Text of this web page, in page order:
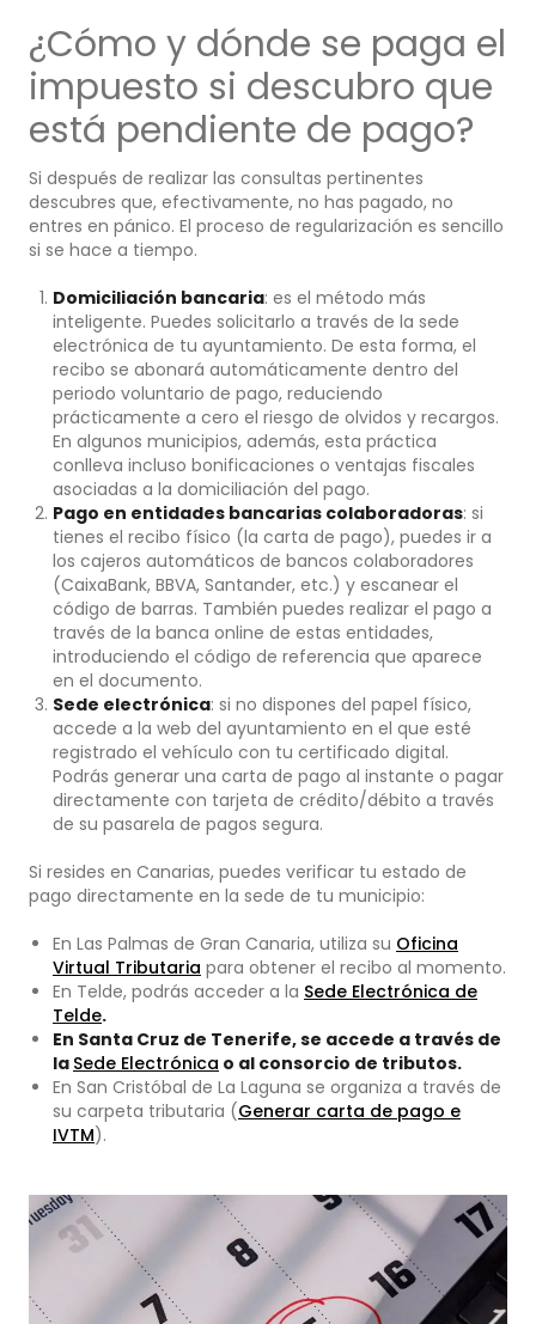
¿Cómo y dónde se paga el
impuesto si descubro que
está pendiente de pago?
Si después de realizar las consultas pertinentes
descubres que, efectivamente, no has pagado, no
entres en pánico. El proceso de regularización es sencillo
si se hace a tiempo.
Domiciliación bancaria: es el método más
inteligente. Puedes solicitarlo a través de la sede
electrónica de tu ayuntamiento. De esta forma, el
recibo se abonará automáticamente dentro del
periodo voluntario de pago, reduciendo
prácticamente a cero el riesgo de olvidos y recargos.
En algunos municipios, además, esta práctica
conlleva incluso bonificaciones o ventajas fiscales
asociadas a la domiciliación del pago.
Pago en entidades bancarias colaboradoras: si
tienes el recibo físico (la carta de pago), puedes ir a
los cajeros automáticos de bancos colaboradores
(CaixaBank, BBVA, Santander, etc.) y escanear el
código de barras. También puedes realizar el pago a
través de la banca online de estas entidades,
introduciendo el código de referencia que aparece
en el documento.
Sede electrónica: si no dispones del papel físico,
accede a la web del ayuntamiento en el que esté
registrado el vehículo con tu certificado digital.
Podrás generar una carta de pago al instante o pagar
directamente con tarjeta de crédito/débito a través
de su pasarela de pagos segura.
Si resides en Canarias, puedes verificar tu estado de
pago directamente en la sede de tu municipio:
En Las Palmas de Gran Canaria, utiliza su Oficina
Virtual Tributaria para obtener el recibo al momento.
En Telde, podrás acceder a la Sede Electrónica de
Telde.
En Santa Cruz de Tenerife, se accede a través de
la Sede Electrónica o al consorcio de tributos.
En San Cristóbal de La Laguna se organiza a través de
su carpeta tributaria (Generar carta de pago e
IVTM).